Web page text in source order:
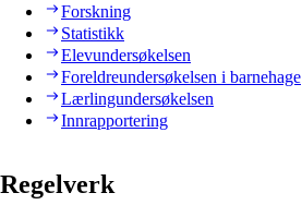
Forskning
Statistikk
Elevundersøkelsen
Foreldreundersøkelsen i barnehage
Lærlingundersøkelsen
Innrapportering
Regelverk